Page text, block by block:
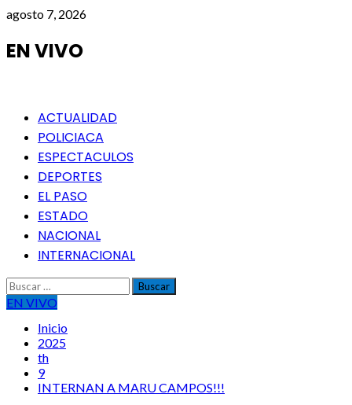
Saltar
contenido
agosto 7, 2026
EN VIVO
Menú
principal
ACTUALIDAD
POLICIACA
ESPECTACULOS
DEPORTES
EL PASO
ESTADO
NACIONAL
INTERNACIONAL
Buscar:
EN VIVO
Inicio
2025
th
9
INTERNAN A MARU CAMPOS!!!